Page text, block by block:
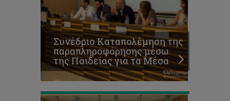
Συνέδριο Καταπολέμηση της
παραπληροφόρησης μέσω
της Παιδείας για τα Μέσα
Πρωτεύσαντες
προπτυχιακοί
φοιτητές
Σχολής
Μηχανικής
και
Τεχνολογίας
Times
Higher
Education:
To
Τεχνολογικό